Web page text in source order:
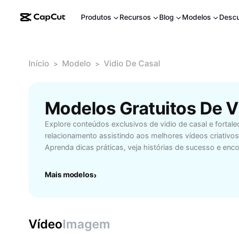
Produtos Recursos Blog Modelos
Início > Modelo > Vidio De Casal
Modelos Gratuitos De
Explore conteúdos exclusivos de vidio de casal e
relacionamento assistindo aos melhores vídeos
Aprenda dicas práticas, veja histórias de sucesso e
novas dinâmicas ou melhorar a comunicação, nosso
compartilhar experiências, criar memórias e fortalecer
com vídeos que fazem a diferença. Comece agora e
Mais modelos›
VídeoImagem